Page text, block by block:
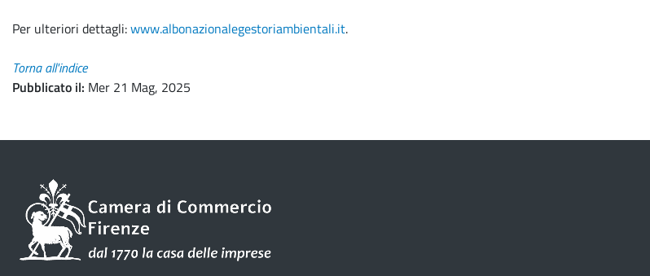
Per ulteriori dettagli:www.albonazionalegestoriambientali.it.
Torna all'indice
Pubblicato il Mer 21 Mag, 2025